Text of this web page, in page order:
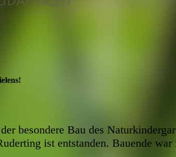
besondere Bau des
ist entstanden. Bauende war